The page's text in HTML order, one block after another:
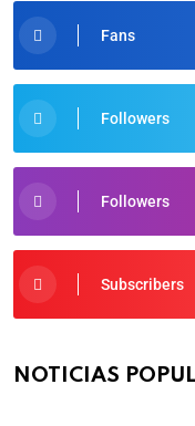
Fans
Followers
Followers
Subscribers
NOTICIAS